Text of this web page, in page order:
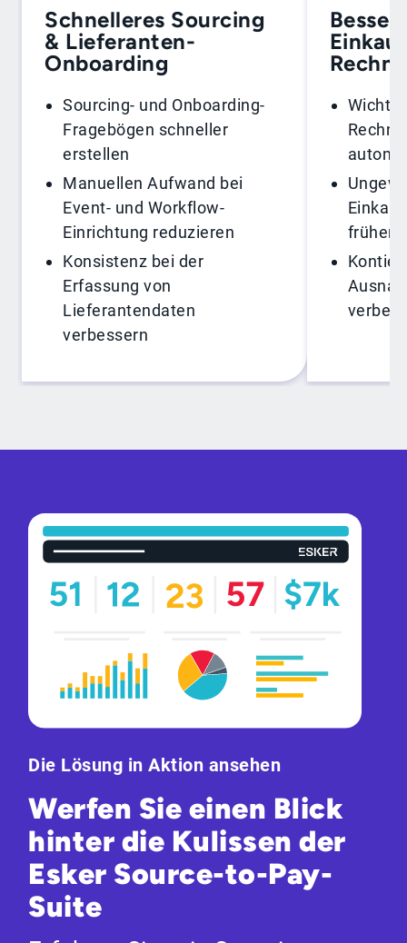
Schnelleres Sourcing
& Lieferanten-
Onboarding
Sourcing- und Onboarding-
Fragebögen schneller
erstellen
Manuellen Aufwand bei
Event- und Workflow-
Einrichtung reduzieren
Konsistenz bei der
Erfassung von
Lieferantendaten
verbessern
früher
Die Lösung in Aktion ansehen
Werfen Sie einen Blick
hinter die Kulissen der
Esker Source-to-Pay-
Suite